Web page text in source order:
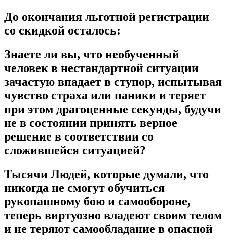
До окончания льготной регистрации
со скидкой осталось:
Знаете ли вы, что необученный
человек в нестандартной ситуации
зачастую впадает в ступор, испытывая
чувство страха или паники и теряет
при этом драгоценные секунды, будучи
не в состоянии принять верное
решение в соответствии со
сложившейся ситуацией?
Тысячи Людей, которые думали, что
никогда не смогут обучиться
рукопашному бою и самообороне,
теперь виртуозно владеют своим телом
и не теряют самообладание в опасной